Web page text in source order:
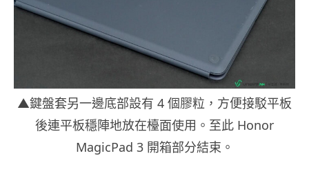
▲鍵盤套另一邊底部設有 4 個膠粒，方便接駁平板
後連平板穩陣地放在檯面使用。至此 Honor
MagicPad 3 開箱部分結束。